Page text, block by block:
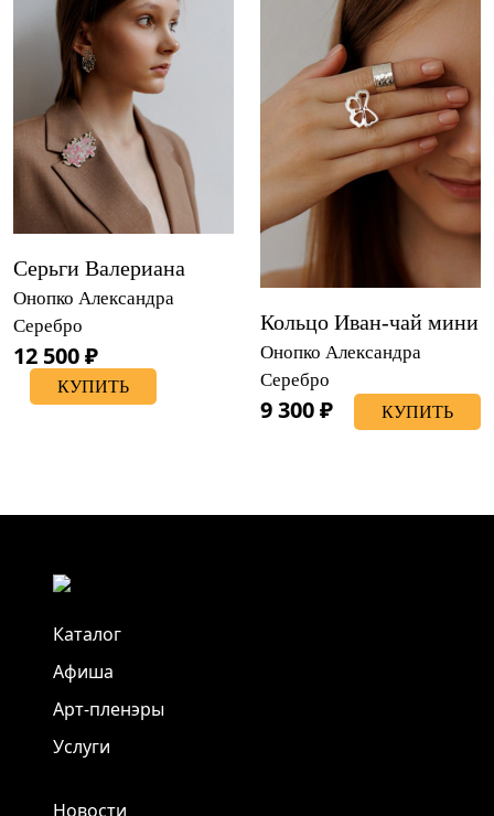
Серьги Валериана
Онопко Александра
Серебро
12 500 ₽
КУПИТЬ
Кольцо Иван-чай мини
Онопко Александра
Серебро
9 300 ₽ КУПИТЬ
Каталог
Афиша
Арт-пленэры
Услуги
Новости